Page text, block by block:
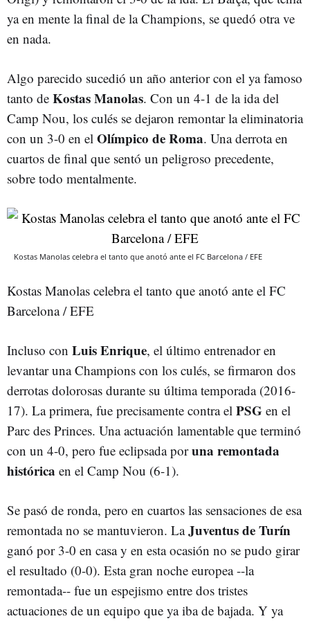
ya en mente la final de la Champions, se quedó otra ve
en nada.
Algo parecido sucedió un año anterior con el ya famoso
tanto de Kostas Manolas. Con un 4-1 de la ida del
Camp Nou, los culés se dejaron remontar la eliminatoria
con un 3-0 en el Olímpico de Roma. Una derrota en
cuartos de final que sentó un peligroso precedente,
sobre todo mentalmente.
Kostas Manolas celebra el tanto que anotó ante el FC Barcelona / EFE
Kostas Manolas celebra el tanto que anotó ante el FC
Barcelona / EFE
Incluso con Luis Enrique, el último entrenador en
levantar una Champions con los culés, se firmaron dos
derrotas dolorosas durante su última temporada (2016-
17). La primera, fue precisamente contra el PSG en el
Parc des Princes. Una actuación lamentable que terminó
con un 4-0, pero fue eclipsada poruna remontada
histórica en el Camp Nou (6-1).
Se pasó de ronda, pero en cuartos las sensaciones de esa
remontada no se mantuvieron. LaJuventus de Turín
ganó por 3-0 en casa y en esta ocasión no se pudo girar
el resultado (0-0). Esta gran noche europea --la
remontada-- fue un espejismo entre dos tristes
actuaciones de un equipo que ya iba de bajada. Y ya